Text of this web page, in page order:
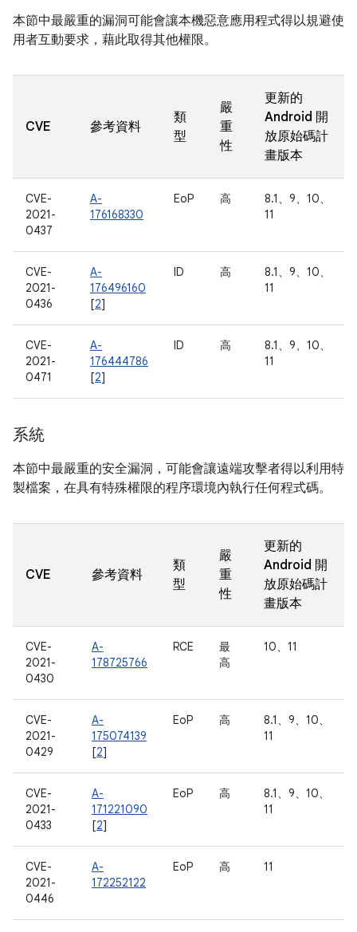
本節中最嚴重的漏洞可能會讓本機惡意應用程式得以規避使
用者互動要求，藉此取得其他權限。
CVE 參考資料
類
型
嚴
重
性
更新的
Android 開
放原始碼計
畫版本
CVE-
2021-
0437
A-
176168330
EoP 高
8.1、9、10、
11
CVE-
2021-
0436
A-
176496160
[2]
ID 高
8.1、9、10、
11
CVE-
2021-
0471
A-
176444786
[2]
ID 高
8.1、9、10、
11
系統
本節中最嚴重的安全漏洞，可能會讓遠端攻擊者得以利用特
製檔案，在具有特殊權限的程序環境內執行任何程式碼。
CVE 參考資料
類
型
嚴
重
性
更新的
Android 開
放原始碼計
畫版本
CVE-
2021-
0430
A-
178725766
RCE
最
高
10、11
CVE-
2021-
0429
A-
175074139
[2]
EoP 高
8.1、9、10、
11
CVE-
2021-
0433
A-
171221090
[2]
EoP 高
8.1、9、10、
11
CVE-
2021-
0446
A-
172252122
EoP 高 11